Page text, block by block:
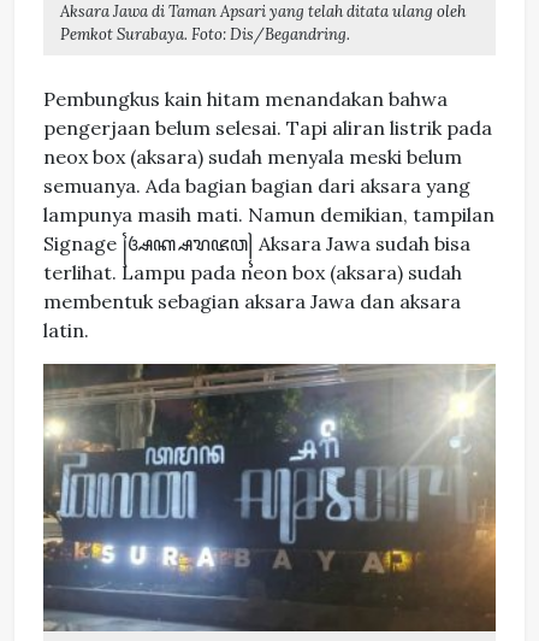
Aksara Jawa di Taman Apsari yang telah ditata ulang oleh
Pemkot Surabaya. Foto: Dis/Begandring.
Pembungkus kain hitam menandakan bahwa
pengerjaan belum selesai. Tapi aliran listrik pada
neox box (aksara) sudah menyala meski belum
semuanya. Ada bagian bagian dari aksara yang
lampunya masih mati. Namun demikian, tampilan
Signage ꧌ꦄꦏ꧀ꦱꦫꦗꦮ꧍ Aksara Jawa sudah bisa
terlihat. Lampu pada neon box (aksara) sudah
membentuk sebagian aksara Jawa dan aksara
latin.